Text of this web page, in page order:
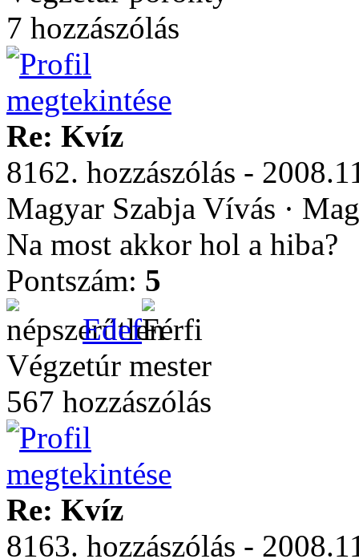
7 hozzászólás
Re: Kvíz
8162. hozzászólás -
Magyar Szabja Vívás ·
Na most akkor hol a hiba?
Pontszám: 5
Edef
Végzetúr mester
567 hozzászólás
Re: Kvíz
8163. hozzászólás -